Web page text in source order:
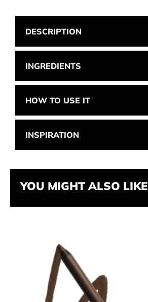
DESCRIPTION
INGREDIENTS
HOW TO USE IT
INSPIRATION
YOU MIGHT ALSO LIKE